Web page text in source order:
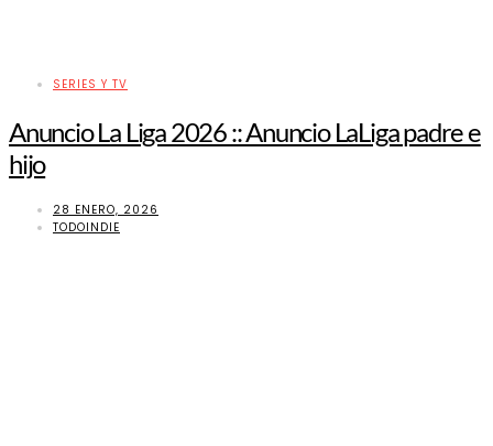
SERIES Y TV
Anuncio La Liga 2026 :: Anuncio LaLiga padre e
hijo
28 ENERO, 2026
TODOINDIE